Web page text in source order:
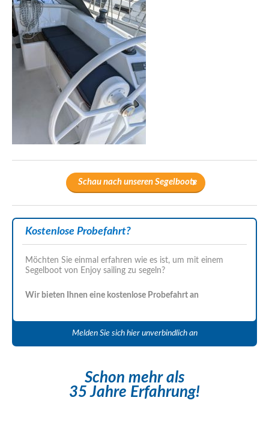
Schau nach unseren Segelboote
Kostenlose Probefahrt?
Möchten Sie einmal erfahren wie es ist, um mit einem
Segelboot von Enjoy sailing zu segeln?
Wir bieten Ihnen eine kostenlose Probefahrt an
Melden Sie sich hier unverbindlich an
Schon mehr als
35 Jahre Erfahrung!